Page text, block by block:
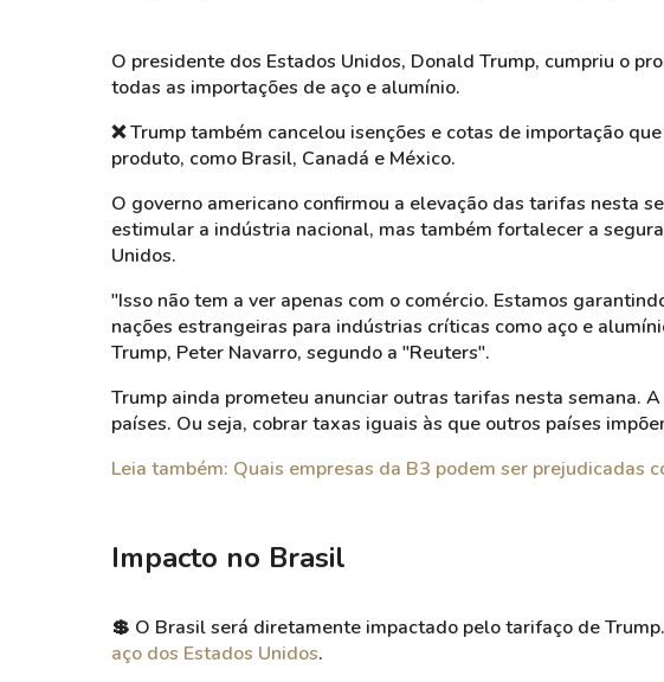
O presidente dos Estados Unidos, Donald Trump, cumpriu o
todas as importações de aço e alumínio.
❌Trump também cancelou isenções e cotas de importação
produto, como Brasil, Canadá e México.
O governo americano confirmou a elevação das tarifas nesta
estimular a indústria nacional, mas também fortalecer a
Unidos.
"Isso não tem a ver apenas com o comércio. Estamos
nações estrangeiras para indústrias críticas como aço e
Trump, Peter Navarro, segundo a "Reuters".
Trump ainda prometeu anunciar outras tarifas nesta semana.
países. Ou seja, cobrar taxas iguais às que outros países
Leia também: Quais empresas da B3 podem ser prejudicadas
Impacto no Brasil
💲 O Brasil será diretamente impactado pelo tarifaço de
aço dos Estados Unidos.